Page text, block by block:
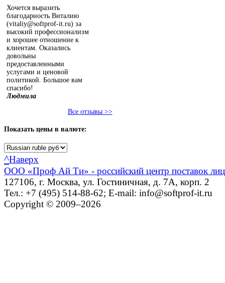
Хочется выразить
благодарность Виталию
(vitaliy@softprof-it.ru) за
высокий профессионализм
и хорошее отношение к
клиентам. Оказались
довольны
предоставленными
услугами и ценовой
политикой. Большое вам
спасибо!
Людмила
Все отзывы >>
Показать цены в валюте:
^Наверх
ООО «Проф Ай Ти» - российский центр поставок
127106, г. Москва, ул. Гостиничная, д. 7А, корп. 2
Тел.: +7 (495) 514-88-62; E-mail: info@softprof-it.ru
Copyright © 2009–2026